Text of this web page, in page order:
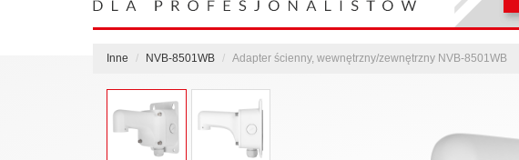
Inne NVB-8501WB Adapter ścienny, wewnętrzny/zewnętrzny NVB-8501WB